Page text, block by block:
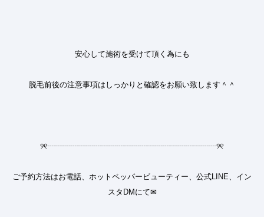
安心して施術を受けて頂く為にも
脱毛前後の注意事項はしっかりと確認をお願い致します＾＾
୨୧┈┈┈┈┈┈┈┈┈┈┈┈┈┈┈┈┈┈┈┈┈┈୨୧
ご予約方法はお電話、ホットペッパービューティー、公式LINE、イン
スタDMにて✉︎